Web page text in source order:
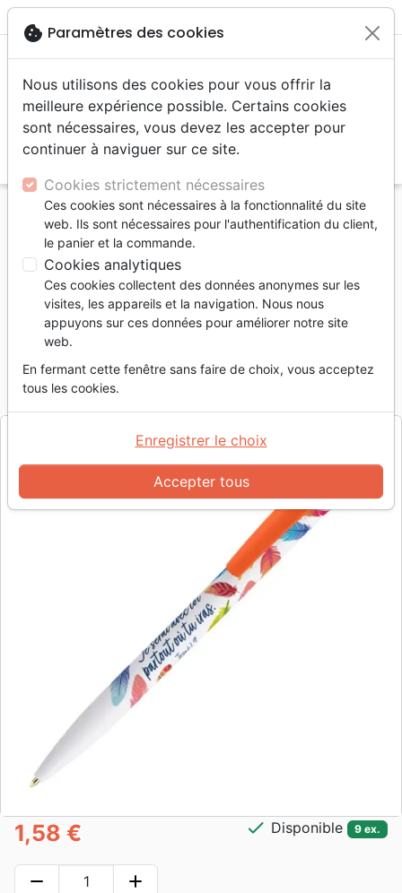
menu
Accueil Divers
Papeterie
Stylo collection « Je serai avec toi » Josué 1.9 -
Orange
Stylo collection « Je serai avec toi »
Josué 1.9
Orange
RéférenceCEDI6438 EAN 3700318964380
Editeur Cedis
1,58 € check Disponible 9 ex.
remove add
cookie Paramètres des cookies
Nous utilisons des cookies pour vous offrir la
meilleure expérience possible. Certains cookies
sont nécessaires, vous devez les accepter pour
continuer à naviguer sur ce site.
Cookies strictement nécessaires
Ces cookies sont nécessaires à la fonctionnalité du site
web. Ils sont nécessaires pour l'authentification du client,
le panier et la commande.
Cookies analytiques
Ces cookies collectent des données anonymes sur les
visites, les appareils et la navigation. Nous nous
appuyons sur ces données pour améliorer notre site
web.
En fermant cette fenêtre sans faire de choix, vous acceptez
tous les cookies.
Accepter tous
Enregistrer le choix